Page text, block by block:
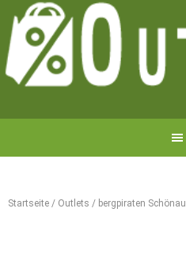
Startseite / Outlets / bergpiraten Schönau